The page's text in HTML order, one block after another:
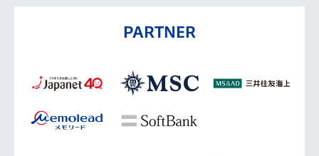
PARTNER